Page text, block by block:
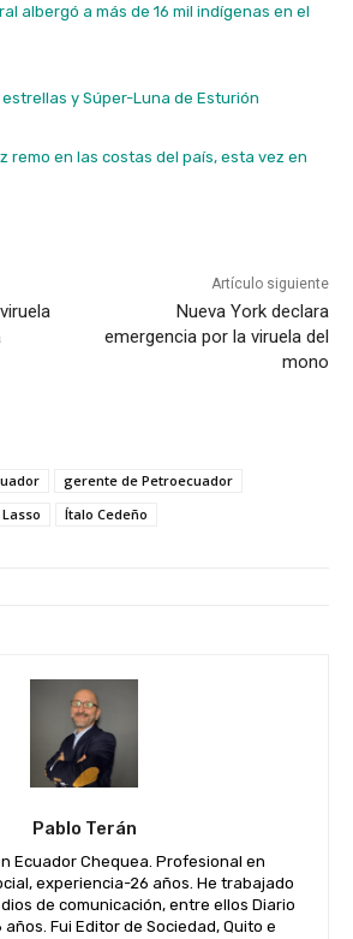
albergó a más de 16 mil indígenas en el
y Súper-Luna de Esturión
remo en las costas del país, esta vez en
Artículo siguiente
Nueva York declara
emergencia por la viruela del
mono
gerente de Petroecuador
Ítalo Cedeño
Pablo Terán
Ecuador Chequea. Profesional en
experiencia-26 años. He trabajado
de comunicación, entre ellos Diario
años. Fui Editor de Sociedad, Quito e